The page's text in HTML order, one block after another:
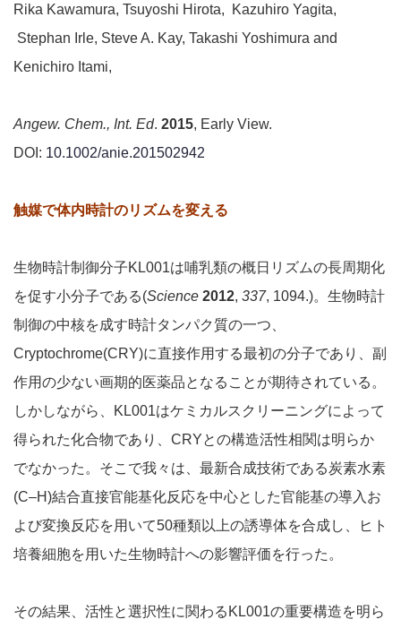
Rika Kawamura, Tsuyoshi Hirota, Kazuhiro Yagita,
Stephan Irle, Steve A. Kay, Takashi Yoshimura and
Kenichiro Itami,
Angew. Chem., Int. Ed. 2015, Early View.
DOI: 10.1002/anie.201502942
触媒で体内時計のリズムを変える
生物時計制御分子KL001は哺乳類の概日リズムの長周期化
を促す小分子である(Science 2012, 337, 1094.)。生物時計
制御の中核を成す時計タンパク質の一つ、
Cryptochrome(CRY)に直接作用する最初の分子であり、副
作用の少ない画期的医薬品となることが期待されている。
しかしながら、KL001はケミカルスクリーニングによって
得られた化合物であり、CRYとの構造活性相関は明らか
でなかった。そこで我々は、最新合成技術である炭素水素
(C–H)結合直接官能基化反応を中心とした官能基の導入お
よび変換反応を用いて50種類以上の誘導体を合成し、ヒト
培養細胞を用いた生物時計への影響評価を行った。
その結果、活性と選択性に関わるKL001の重要構造を明ら